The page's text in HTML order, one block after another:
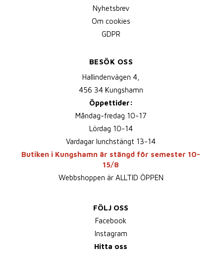
Nyhetsbrev
Om cookies
GDPR
BESÖK OSS
Hallindenvägen 4,
456 34 Kungshamn
Öppettider:
Måndag-fredag 10-17
Lördag 10-14
Vardagar lunchstängt 13-14
Butiken i Kungshamn är stängd för semester 10-
15/8
Webbshoppen är ALLTID ÖPPEN
FÖLJ OSS
Facebook
Instagram
Hitta oss